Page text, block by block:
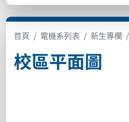
首頁 電機系列表 新生專欄
校區平面圖